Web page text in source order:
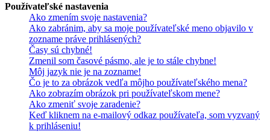
Používateľské nastavenia
Ako zmením svoje nastavenia?
Ako zabránim, aby sa moje používateľské meno objavilo v
zozname práve prihlásených?
Časy sú chybné!
Zmenil som časové pásmo, ale je to stále chybne!
Môj jazyk nie je na zozname!
Čo je to za obrázok vedľa môjho používateľského mena?
Ako zobrazím obrázok pri používateľskom mene?
Ako zmeniť svoje zaradenie?
Keď kliknem na e-mailový odkaz používateľa, som vyzvaný
k prihláseniu!